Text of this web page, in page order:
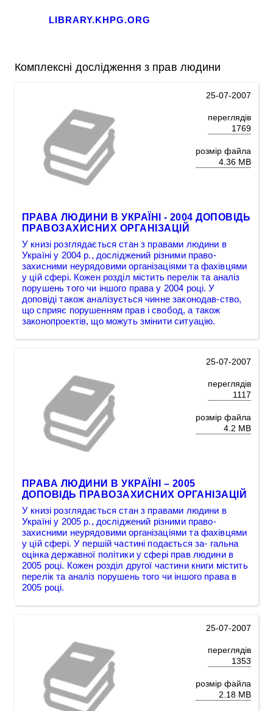
LIBRARY.KHPG.ORG
Комплексні дослідження з прав людини
25-07-2007
переглядів
1769
розмір файла
4.36 MB
ПРАВА ЛЮДИНИ В УКРАЇНІ - 2004 ДОПОВІДЬ
ПРАВОЗАХИСНИХ ОРГАНІЗАЦІЙ
У книзі розглядається стан з правами людини в
Україні у 2004 p., досліджений різними право-
захисними неурядовими організаціями та фахівцями
у цій сфері. Кожен розділ містить перелік та аналіз
порушень того чи іншого права у 2004 році. У
доповіді також аналізується чинне законодав-ство,
що сприяє порушенням прав і свобод, а також
законопроектів, що можуть змінити ситуацію.
25-07-2007
переглядів
1117
розмір файла
4.2 MB
ПРАВА ЛЮДИНИ В УКРАЇНІ – 2005
ДОПОВІДЬ ПРАВОЗАХИСНИХ ОРГАНІЗАЦІЙ
У книзі розглядається стан з правами людини в
Україні у 2005 р., досліджений різними право-
захисними неурядовими організаціями та фахівцями
у цій сфері. У першій частині подається за- гальна
оцінка державної політики у сфері прав людини в
2005 році. Кожен розділ другої частини книги містить
перелік та аналіз порушень того чи іншого права в
2005 році.
25-07-2007
переглядів
1353
розмір файла
2.18 MB